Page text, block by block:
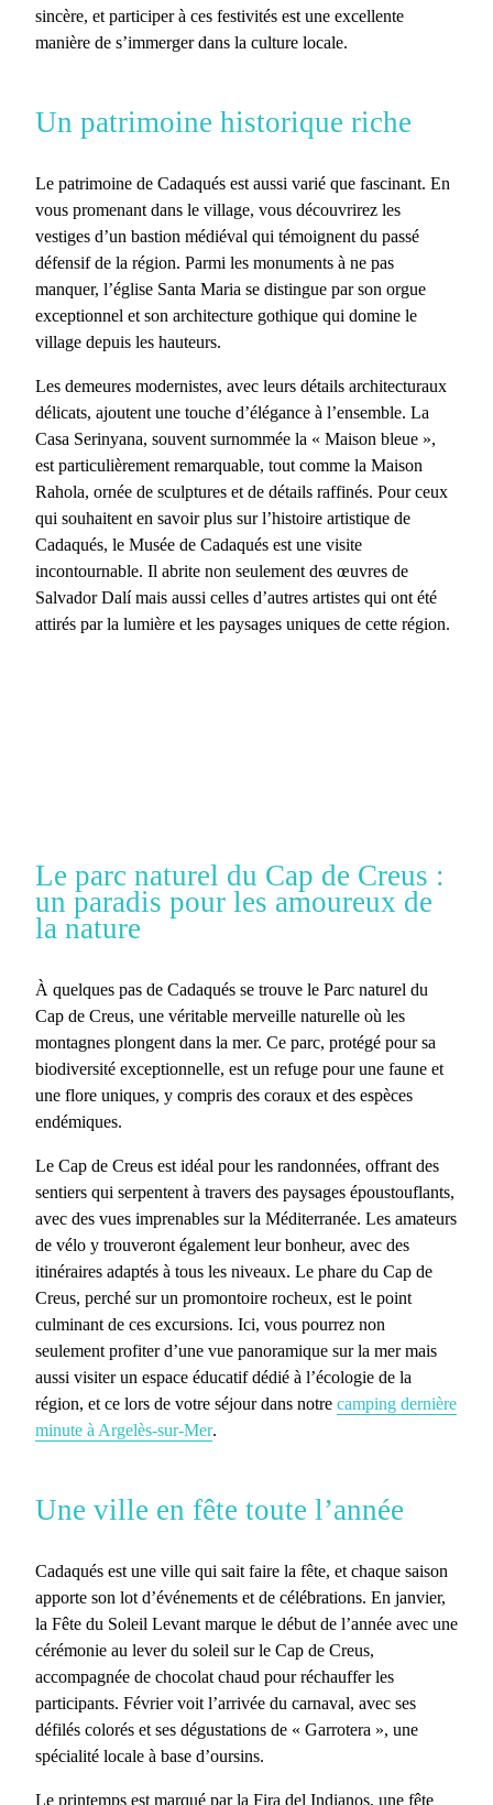
sincère, et participer à ces festivités est une excellente
manière de s’immerger dans la culture locale.
Un patrimoine historique riche
Le patrimoine de Cadaqués est aussi varié que fascinant. En
vous promenant dans le village, vous découvrirez les
vestiges d’un bastion médiéval qui témoignent du passé
défensif de la région. Parmi les monuments à ne pas
manquer, l’église Santa Maria se distingue par son orgue
exceptionnel et son architecture gothique qui domine le
village depuis les hauteurs.
Les demeures modernistes, avec leurs détails architecturaux
délicats, ajoutent une touche d’élégance à l’ensemble. La
Casa Serinyana, souvent surnommée la « Maison bleue »,
est particulièrement remarquable, tout comme la Maison
Rahola, ornée de sculptures et de détails raffinés. Pour ceux
qui souhaitent en savoir plus sur l’histoire artistique de
Cadaqués, le Musée de Cadaqués est une visite
incontournable. Il abrite non seulement des œuvres de
Salvador Dalí mais aussi celles d’autres artistes qui ont été
attirés par la lumière et les paysages uniques de cette région.
Le parc naturel du Cap de Creus :
un paradis pour les amoureux de
la nature
À quelques pas de Cadaqués se trouve le Parc naturel du
Cap de Creus, une véritable merveille naturelle où les
montagnes plongent dans la mer. Ce parc, protégé pour sa
biodiversité exceptionnelle, est un refuge pour une faune et
une flore uniques, y compris des coraux et des espèces
endémiques.
Le Cap de Creus est idéal pour les randonnées, offrant des
sentiers qui serpentent à travers des paysages époustouflants,
avec des vues imprenables sur la Méditerranée. Les amateurs
de vélo y trouveront également leur bonheur, avec des
itinéraires adaptés à tous les niveaux. Le phare du Cap de
Creus, perché sur un promontoire rocheux, est le point
culminant de ces excursions. Ici, vous pourrez non
seulement profiter d’une vue panoramique sur la mer mais
aussi visiter un espace éducatif dédié à l’écologie de la
région, et ce lors de votre séjour dans notre camping dernière
minute à Argelès-sur-Mer.
Une ville en fête toute l’année
Cadaqués est une ville qui sait faire la fête, et chaque saison
apporte son lot d’événements et de célébrations. En janvier,
la Fête du Soleil Levant marque le début de l’année avec une
cérémonie au lever du soleil sur le Cap de Creus,
accompagnée de chocolat chaud pour réchauffer les
participants. Février voit l’arrivée du carnaval, avec ses
défilés colorés et ses dégustations de « Garrotera », une
spécialité locale à base d’oursins.
Le printemps est marqué par la Fira del Indianos, une fête